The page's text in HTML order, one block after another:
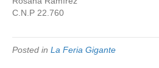
C.N.P 22.760
Posted in La Feria Gigante